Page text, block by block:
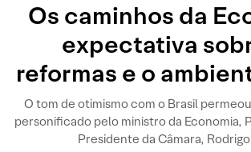
Os caminhos da
expectativa
reformas e o
O tom de otimismo com o Brasil
personificado pelo ministro da Economia,
Presidente da Câmara, Rodrigo